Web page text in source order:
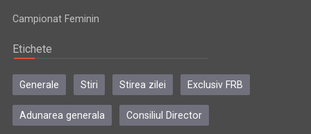
Campionat Feminin
Etichete
Generale Stiri Stirea zilei Exclusiv FRB
Adunarea generala Consiliul Director